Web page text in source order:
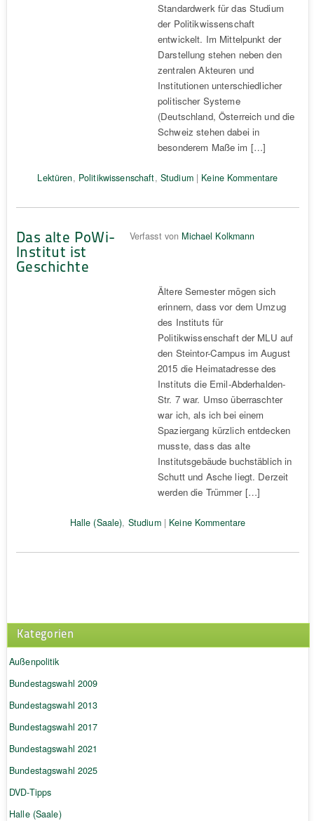
Standardwerk für das Studium
der Politikwissenschaft
entwickelt. Im Mittelpunkt der
Darstellung stehen neben den
zentralen Akteuren und
Institutionen unterschiedlicher
politischer Systeme
(Deutschland, Österreich und die
Schweiz stehen dabei in
besonderem Maße im […]
Lektüren, Politikwissenschaft, Studium| Keine Kommentare
Das alte PoWi-
Institut ist
Geschichte
Verfasst von Michael Kolkmann
Ältere Semester mögen sich
erinnern, dass vor dem Umzug
des Instituts für
Politikwissenschaft der MLU auf
den Steintor-Campus im August
2015 die Heimatadresse des
Instituts die Emil-Abderhalden-
Str. 7 war. Umso überraschter
war ich, als ich bei einem
Spaziergang kürzlich entdecken
musste, dass das alte
Institutsgebäude buchstäblich in
Schutt und Asche liegt. Derzeit
werden die Trümmer […]
Halle (Saale), Studium| Keine Kommentare
Kategorien
Außenpolitik
Bundestagswahl 2009
Bundestagswahl 2013
Bundestagswahl 2017
Bundestagswahl 2021
Bundestagswahl 2025
DVD-Tipps
Halle (Saale)